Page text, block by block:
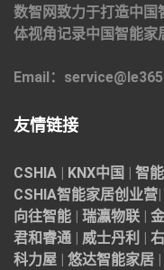
数智网致力于打造中国
体视角记录中国智能家
Email：
友情链接
CSHIA KNX中国
智
CSHIA智能家居创业营
向往智能
瑞瀛物联
君和睿通
威士丹利
科力屋
悠达智能家居